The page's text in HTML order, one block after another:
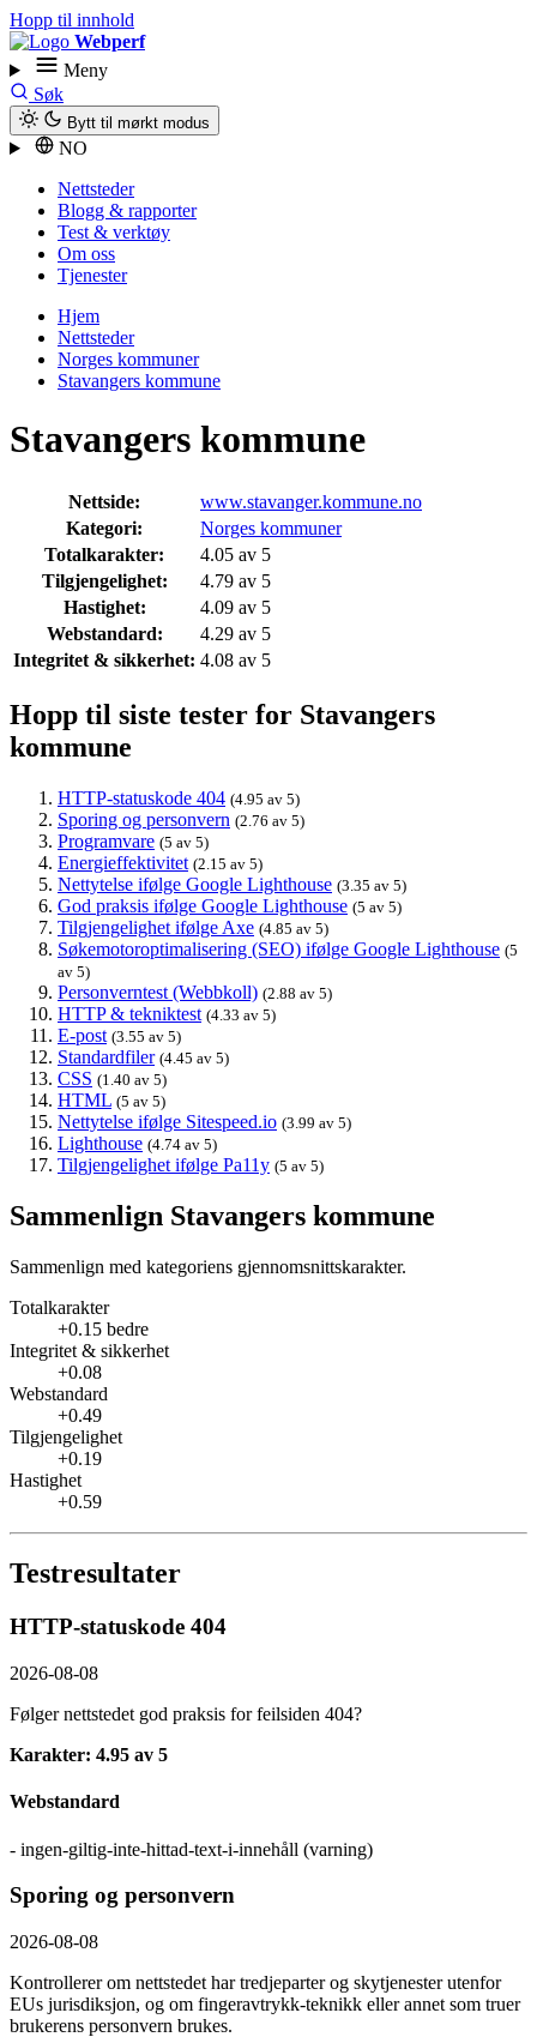
Hopp til innhold
Webperf
Meny
Søk
Bytt til mørkt modus
NO
Nettsteder
Blogg & rapporter
Test & verktøy
Om oss
Tjenester
Hjem
Nettsteder
Norges kommuner
Stavangers kommune
Stavangers kommune
Nettside:
www.stavanger.kommune.no
Kategori:
Norges kommuner
Totalkarakter:
4.05 av 5
Tilgjengelighet:
4.79 av 5
Hastighet:
4.09 av 5
Webstandard:
4.29 av 5
Integritet & sikkerhet: 4.08 av 5
Hopp til siste tester for Stavangers
kommune
HTTP-statuskode 404 (4.95 av 5)
Sporing og personvern (2.76 av 5)
Programvare (5 av 5)
Energieffektivitet (2.15 av 5)
Nettytelse ifølge Google Lighthouse (3.35 av 5)
God praksis ifølge Google Lighthouse (5 av 5)
Tilgjengelighet ifølge Axe (4.85 av 5)
Søkemotoroptimalisering (SEO) ifølge Google Lighthouse (5
av 5)
Personverntest (Webbkoll) (2.88 av 5)
HTTP & tekniktest (4.33 av 5)
E-post (3.55 av 5)
Standardfiler (4.45 av 5)
CSS (1.40 av 5)
HTML (5 av 5)
Nettytelse ifølge Sitespeed.io (3.99 av 5)
Lighthouse (4.74 av 5)
Tilgjengelighet ifølge Pa11y (5 av 5)
Sammenlign Stavangers kommune
Sammenlign med kategoriens gjennomsnittskarakter.
Totalkarakter
+0.15 bedre
Integritet & sikkerhet
+0.08
Webstandard
+0.49
Tilgjengelighet
+0.19
Hastighet
+0.59
Testresultater
HTTP-statuskode 404
2026-08-08
Følger nettstedet god praksis for feilsiden 404?
Karakter: 4.95 av 5
Webstandard
- ingen-giltig-inte-hittad-text-i-innehåll (varning)
Sporing og personvern
2026-08-08
Kontrollerer om nettstedet har tredjeparter og skytjenester utenfor
EUs jurisdiksjon, og om fingeravtrykk-teknikk eller annet som truer
brukerens personvern brukes.